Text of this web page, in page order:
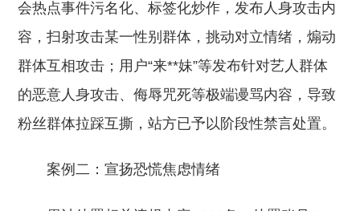
会热点事件污名化、标签化炒作，发布人身攻击内
容，扫射攻击某一性别群体，挑动对立情绪，煽动
群体互相攻击；用户“来**妹”等发布针对艺人群体
的恶意人身攻击、侮辱咒死等极端谩骂内容，导致
粉丝群体拉踩互撕，站方已予以阶段性禁言处置。
案例二：宣扬恐慌焦虑情绪